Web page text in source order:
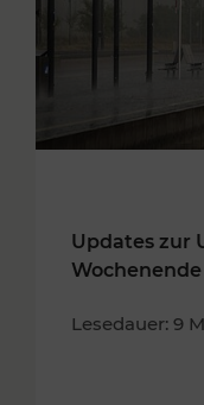
Updates zur
Wochenende
Lesedauer: 9